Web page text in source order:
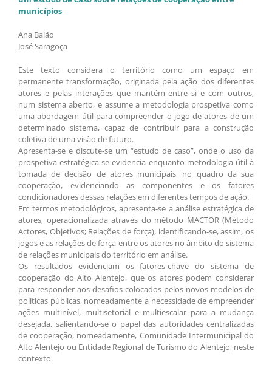
municípios
Ana Balão
José Saragoça
Este texto considera o território como um espaço em
permanente transformação, originada pela ação dos diferentes
atores e pelas interações que mantém entre si e com outros,
num sistema aberto, e assume a metodologia prospetiva como
uma abordagem útil para compreender o jogo de atores de um
determinado sistema, capaz de contribuir para a construção
coletiva de uma visão de futuro.
Apresenta-se e discute-se um “estudo de caso”, onde o uso da
prospetiva estratégica se evidencia enquanto metodologia útil à
tomada de decisão de atores municipais, no quadro da sua
cooperação, evidenciando as componentes e os fatores
condicionadores dessas relações em diferentes tempos de ação.
Em termos metodológicos, apresenta-se a análise estratégica de
atores, operacionalizada através do método MACTOR (Método
Actores, Objetivos; Relações de força), identificando-se, assim, os
jogos e as relações de força entre os atores no âmbito do sistema
de relações municipais do território em análise.
Os resultados evidenciam os fatores-chave do sistema de
cooperação do Alto Alentejo, que os atores podem considerar
para responder aos desafios colocados pelos novos modelos de
políticas públicas, nomeadamente a necessidade de empreender
ações multinível, multisetorial e multiescalar para a mudança
desejada, salientando-se o papel das autoridades centralizadas
de cooperação, nomeadamente, Comunidade Intermunicipal do
Alto Alentejo ou Entidade Regional de Turismo do Alentejo, neste
contexto.